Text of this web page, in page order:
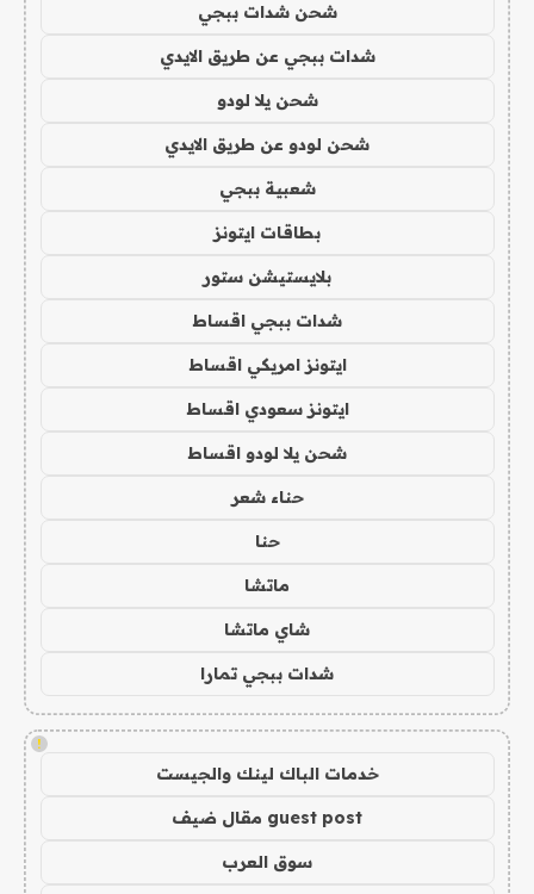
شحن شدات ببجي
شدات ببجي عن طريق الايدي
شحن يلا لودو
شحن لودو عن طريق الايدي
شعبية ببجي
بطاقات ايتونز
بلايستيشن ستور
شدات ببجي اقساط
ايتونز امريكي اقساط
ايتونز سعودي اقساط
شحن يلا لودو اقساط
حناء شعر
حنا
ماتشا
شاي ماتشا
شدات ببجي تمارا
!
خدمات الباك لينك والجيست
guest post مقال ضيف
سوق العرب